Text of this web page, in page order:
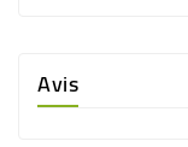
Avis